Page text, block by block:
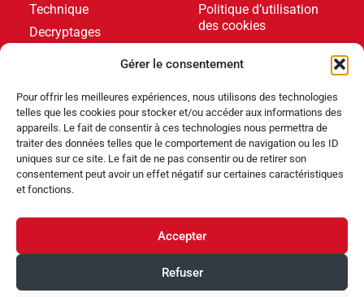
Gérer le consentement
Pour offrir les meilleures expériences, nous utilisons des technologies
telles que les cookies pour stocker et/ou accéder aux informations des
appareils. Le fait de consentir à ces technologies nous permettra de
traiter des données telles que le comportement de navigation ou les ID
uniques sur ce site. Le fait de ne pas consentir ou de retirer son
consentement peut avoir un effet négatif sur certaines caractéristiques
et fonctions.
Accepter
Refuser
Technique
Decryptages
Politique d’utilisation
des cookies
DERNIERS ARTICLES
Événements,Produits
ABRIBLUE lance SELFEEX, une fixation automatique
pour simplifier l’utilisation des volets immergés